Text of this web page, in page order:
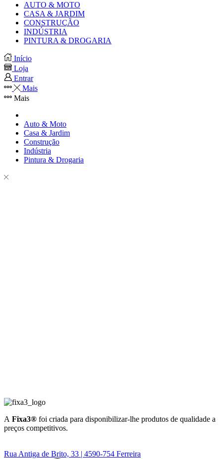
AUTO & MOTO
CASA & JARDIM
CONSTRUÇÃO
INDÚSTRIA
PINTURA & DROGARIA
Início
Loja
Entrar
Mais
Mais
Auto & Moto
Casa & Jardim
Construção
Indústria
Pintura & Drogaria
A Fixa3® foi criada para disponibilizar-lhe produtos de qualidade a
preços competitivos.
Rua Antiga de Brito, 33 | 4590-754 Ferreira